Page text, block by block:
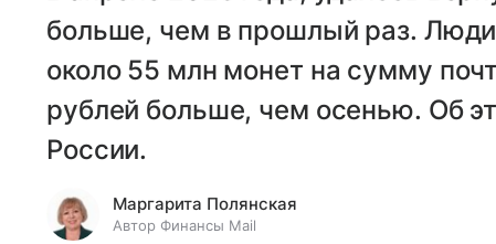
больше, чем в прошлый раз.
около 55 млн монет на сумму
рублей больше, чем осенью. Об
России.
Маргарита Полянская
Автор Финансы Mail